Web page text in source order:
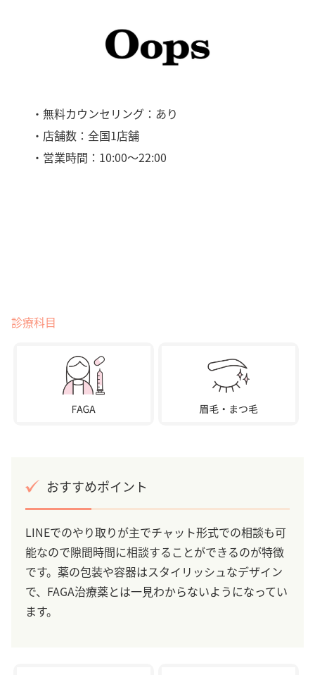
・無料カウンセリング：あり
・店舗数：全国1店舗
・営業時間：10:00～22:00
診療科目
おすすめポイント
LINEでのやり取りが主でチャット形式での相談も可
能なので隙間時間に相談することができるのが特徴
です。薬の包装や容器はスタイリッシュなデザイン
で、FAGA治療薬とは一見わからないようになってい
ます。